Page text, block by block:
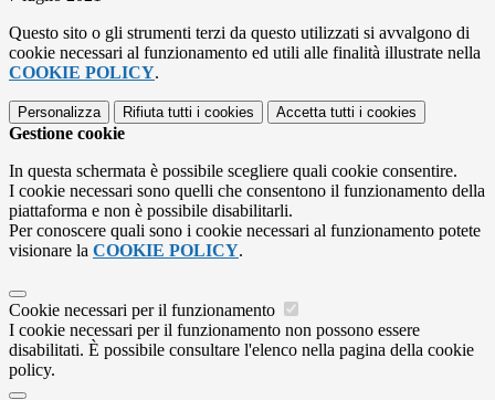
Questo sito o gli strumenti terzi da questo utilizzati si avvalgono di
cookie necessari al funzionamento ed utili alle finalità illustrate nella
COOKIE POLICY.
Personalizza Rifiuta tutti i cookies Accetta tutti i cookies
Gestione cookie
In questa schermata è possibile scegliere quali cookie consentire.
I cookie necessari sono quelli che consentono il funzionamento della
piattaforma e non è possibile disabilitarli.
Per conoscere quali sono i cookie necessari al funzionamento potete
visionare la COOKIE POLICY.
Cookie necessari per il funzionamento
I cookie necessari per il funzionamento non possono essere
disabilitati. È possibile consultare l'elenco nella pagina della cookie
policy.